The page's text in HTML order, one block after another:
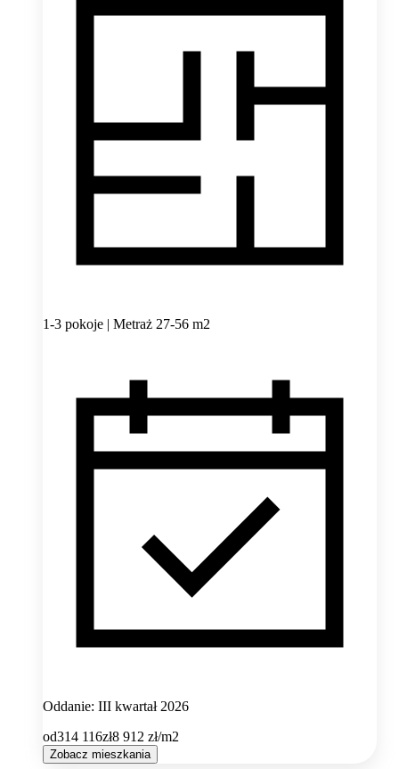
1-3 pokoje | Metraż 27-56 m2
Oddanie: III kwartał 2026
od314 116zł8 912 zł/m2
Zobacz mieszkania